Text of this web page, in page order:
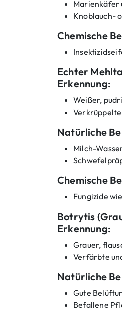
Marienkäfer
Knoblauch-
Chemische
Echter
Erkennung:
Weißer,
Natürliche
Milch-
Chemische
Fungizide
Botrytis
Erkennung:
Grauer,
Verfärbte
Natürliche
Gute
Befallene